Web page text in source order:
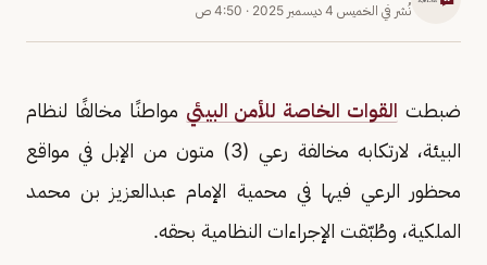
نُشر في الخميس 4 ديسمبر 2025 · 4:50 ص
ضبطت القوات الخاصة للأمن البيئي مواطنًا مخالفًا لنظام
البيئة، لارتكابه مخالفة رعي (3) متون من الإبل في مواقع
محظور الرعي فيها في محمية الإمام عبدالعزيز بن محمد
الملكية، وطُبّقت الإجراءات النظامية بحقه.